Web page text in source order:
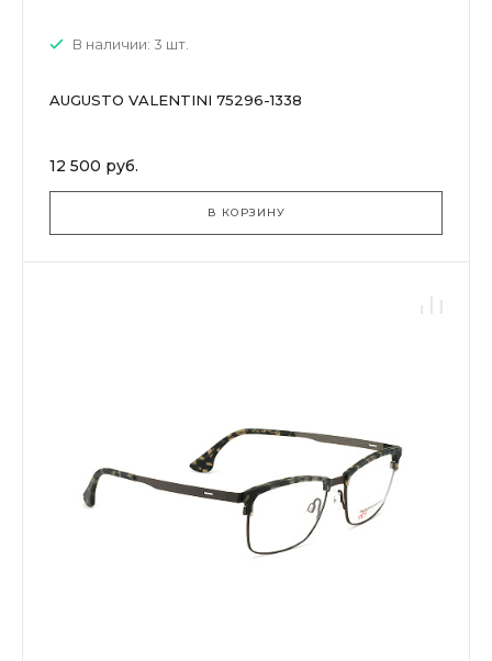
В наличии: 3 шт.
AUGUSTO VALENTINI 75296-1338
12 500 руб.
В КОРЗИНУ